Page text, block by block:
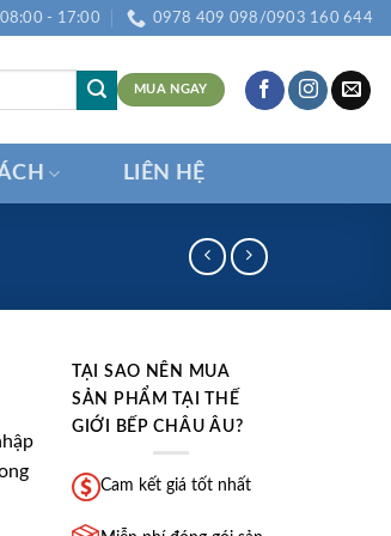
08:00 - 17:00 0978 409 098/0903 160 644
MUA NGAY
LIÊN HỆ
TẠI SAO NÊN MUA
SẢN PHẨM TẠI THẾ
GIỚI BẾP CHÂU ÂU?
Cam kết giá tốt nhất